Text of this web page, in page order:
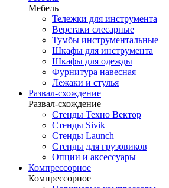
Мебель
Тележки для инструмента
Верстаки слесарные
Тумбы инструментальные
Шкафы для инструмента
Шкафы для одежды
Фурнитура навесная
Лежаки и стулья
Развал-схождение
Развал-схождение
Стенды Техно Вектор
Стенды Sivik
Стенды Launch
Стенды для грузовиков
Опции и аксессуары
Компрессорное
Компрессорное